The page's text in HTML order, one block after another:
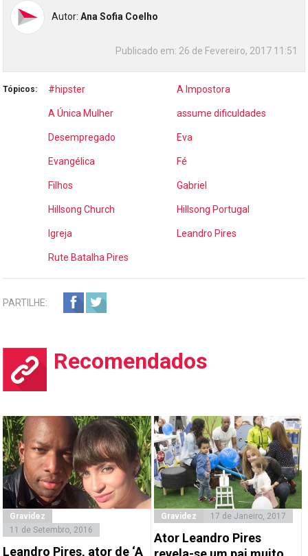
Autor:Ana Sofia Coelho
Publicado em: 26 de Fevereiro, 2017 11:51
Tópicos: #hipster A Impostora
A Única Mulher assume dificuldades
Desempregado Eva
Evangélica Fé
Filhos Gabriel
Hillsong Church Hillsong Portugal
Igreja Leandro Pires
Rute Batalha Pires
PARTILHE:
Recomendados
Gravidez
11 de Setembro, 2016
Leandro Pires, ator de ‘A
Gravidez 17 de Janeiro, 2017
Ator Leandro Pires